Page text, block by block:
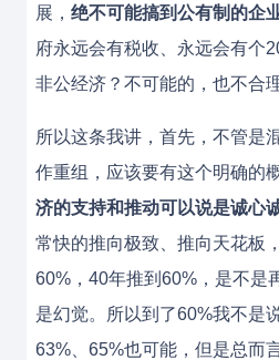
展， 绝不可能搞到公有制的企
府永远会有税收、永远会有个
非公经济？不可能的，也不合
所以这条我讲，首先，不管是
作重组，应该要有这个明确的
济的支持和推动可以说是诚心
常快的推向极致、推向天花板
60%，40年推到60%，是不是
是幻觉。所以到了60%我不是
63%、65%也可能，但是总而